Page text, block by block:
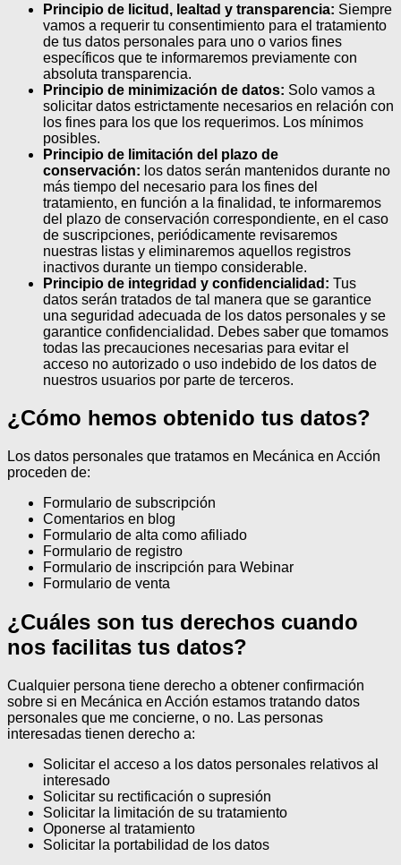
Principio de licitud, lealtad y transparencia: Siempre
vamos a requerir tu consentimiento para el tratamiento
de tus datos personales para uno o varios fines
específicos que te informaremos previamente con
absoluta transparencia.
Principio de minimización de datos: Solo vamos a
solicitar datos estrictamente necesarios en relación con
los fines para los que los requerimos. Los mínimos
posibles.
Principio de limitación del plazo de
conservación: los datos serán mantenidos durante no
más tiempo del necesario para los fines del
tratamiento, en función a la finalidad, te informaremos
del plazo de conservación correspondiente, en el caso
de suscripciones, periódicamente revisaremos
nuestras listas y eliminaremos aquellos registros
inactivos durante un tiempo considerable.
Principio de integridad y confidencialidad: Tus
datos serán tratados de tal manera que se garantice
una seguridad adecuada de los datos personales y se
garantice confidencialidad. Debes saber que tomamos
todas las precauciones necesarias para evitar el
acceso no autorizado o uso indebido de los datos de
nuestros usuarios por parte de terceros.
¿Cómo hemos obtenido tus datos?
Los datos personales que tratamos en Mecánica en Acción
proceden de:
Formulario de subscripción
Comentarios en blog
Formulario de alta como afiliado
Formulario de registro
Formulario de inscripción para Webinar
Formulario de venta
¿Cuáles son tus derechos cuando
nos facilitas tus datos?
Cualquier persona tiene derecho a obtener confirmación
sobre si en Mecánica en Acción estamos tratando datos
personales que me concierne, o no. Las personas
interesadas tienen derecho a:
Solicitar el acceso a los datos personales relativos al
interesado
Solicitar su rectificación o supresión
Solicitar la limitación de su tratamiento
Oponerse al tratamiento
Solicitar la portabilidad de los datos